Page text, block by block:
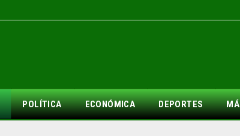
POLÍTICA ECONÓMICA DEPORTES